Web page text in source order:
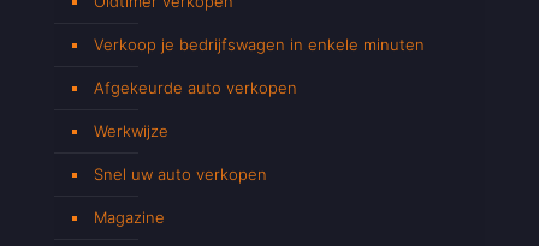
Verkoop je bedrijfswagen in enkele minuten
Afgekeurde auto verkopen
Werkwijze
Snel uw auto verkopen
Magazine